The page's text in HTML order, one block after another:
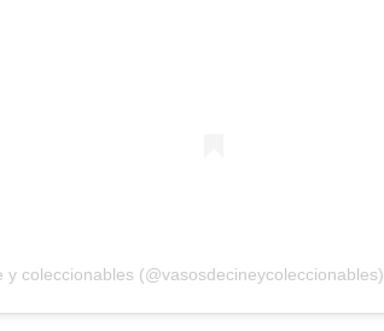
coleccionables (@vasosdecineycoleccionables)